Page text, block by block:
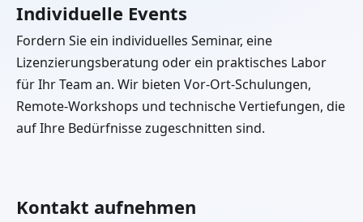
Individuelle Events
Fordern Sie ein individuelles Seminar, eine
Lizenzierungsberatung oder ein praktisches Labor
für Ihr Team an. Wir bieten Vor-Ort-Schulungen,
Remote-Workshops und technische Vertiefungen, die
auf Ihre Bedürfnisse zugeschnitten sind.
Kontakt aufnehmen